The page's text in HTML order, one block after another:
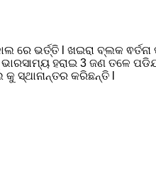
ଭର୍ତ୍ତି l ଖଇରା ବ୍ଲକ
ହରାଇ 3 ଜଣ ତଳେ
ସ୍ଥାନାନ୍ତର କରିଛନ୍ତି l